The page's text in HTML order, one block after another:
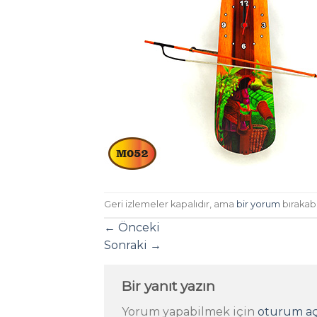
Geri izlemeler kapalıdır, ama bir yorum
← Önceki
Sonraki →
Bir yanıt yazın
Yorum yapabilmek için oturum